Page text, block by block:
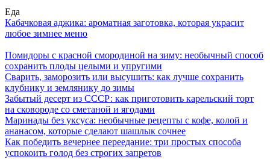
Еда
Кабачковая аджика: ароматная заготовка, которая украсит
любое зимнее меню
Помидоры с красной смородиной на зиму: необычный способ
сохранить плоды целыми и упругими
Сварить, заморозить или высушить: как лучше сохранить
клубнику и землянику до зимы
Забытый десерт из СССР: как приготовить карельский торт
на сковороде со сметаной и ягодами
Маринады без уксуса: необычные рецепты с кофе, колой и
ананасом, которые сделают шашлык сочнее
Как победить вечернее переедание: три простых способа
успокоить голод без строгих запретов